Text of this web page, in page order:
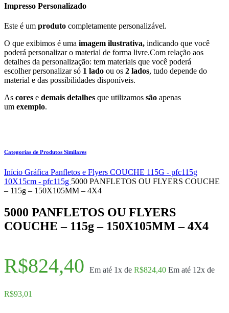
Impresso Personalizado
Este é um produto completamente personalizável.
O que exibimos é uma imagem ilustrativa, indicando que você
poderá personalizar o material de forma livre.Com relação aos
detalhes da personalização: tem materiais que você poderá
escolher personalizar só 1 lado ou os 2 lados, tudo depende do
material e das possibilidades disponíveis.
As cores e demais detalhes que utilizamos são apenas
um exemplo.
Categorias de Produtos Similares
Início Gráfica Panfletos e Flyers COUCHE 115G - pfc115g
10X15cm - pfc115g 5000 PANFLETOS OU FLYERS COUCHE
– 115g – 150X105MM – 4X4
5000 PANFLETOS OU FLYERS
COUCHE – 115g – 150X105MM – 4X4
R$824,40 Em até 1x de R$824,40 Em até 12x de
R$93,01